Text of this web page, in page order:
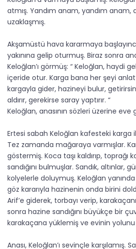
atmış. Yandım anam, yandım anam,
uzaklaşmış.
Akşamüstü hava kararmaya
yakınına gelip oturmuş. Biraz sonra
Keloğlan’ı görmüş: “ Keloğlan, haydi
içeride otur. Karga bana her şeyi
kargayla gider, hazineyi bulur,
aldırır, gerekirse saray yaptırır. “
Keloğlan, anasının sözleri üzerine eve
Ertesi sabah Keloğlan kafesteki karga
Tez zamanda mağaraya varmışlar.
göstermiş. Koca taşı kaldırıp, toprağı
sandığını bulmuşlar. Sandık, altınlar,
kolyelerle doluymuş. Keloğlan
göz kararıyla hazinenin onda birini
Arif’e giderek, torbayı verip,
sonra hazine sandığını büyükçe bir
karakaçana yüklemiş ve evinin
Anası, Keloğlan’ı sevinçle karşılamış.